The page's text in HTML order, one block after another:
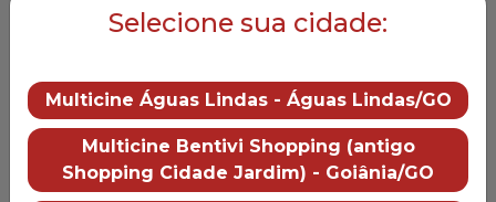
Viagem Gelada: O Resgate
6
Gênero::Infantil,
Desenho, Animação
Selecione sua cidade:
Multicine Águas Lindas - Águas Lindas/GO
Multicine Bentivi Shopping (antigo
Shopping Cidade Jardim) - Goiânia/GO